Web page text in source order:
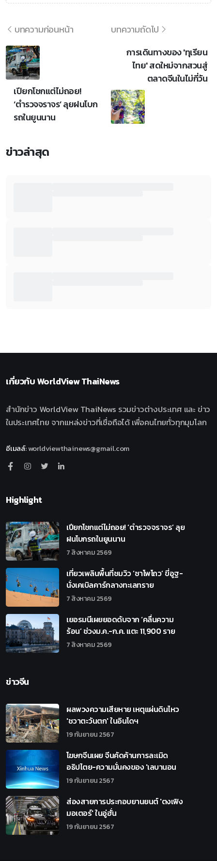
บทความก่อนหน้า
เปียกโชกแต่ไม่ถอย!
‘ตำรวจจราจร’ ลุยฝนโบก
รถในยูนนาน
บทความถัดไป
การเดินทางของ 'ทุเรียน
ไทย' สดใหม่จากสวนสู่
ตลาดจีนในไม่กี่วัน
ข่าวล่าสุด
เกี่ยวกับWorldView ThaiNews
สำนักข่าว WorldView ThaiNews รวมข่าวต่างประเทศ และ ข่าว
ในประเทศไทย จากแหล่งข่าวที่เชื่อถือได้ เพื่อคนไทยทั่วทุกมุมโลก
อีเมลล์:worldviewthainews@gmail.com
Highlight
เปียกโชกแต่ไม่ถอย! ‘ตำรวจจราจร’ ลุย
ฝนโบกรถในยูนนาน
7 สิงหาคม 2569
เที่ยวเพลินพื้นที่ชมวิว ‘ซาโพโถว’ ขี่อูฐ-
นั่งเคเบิลคาร์กลางทะเลทราย
7 สิงหาคม 2569
เยอรมนีเผยยอดดับจาก ‘คลื่นความ
ร้อน’ ช่วงม.ค.-ก.ค. แตะ 11,900 ราย
7 สิงหาคม 2569
ข่าวจีน
ผลพวงความเสียหาย เหตุแผ่นดินไหว
'ชวาตะวันตก' ในอินโดฯ
19 กันยายน 2567
โฆษกจีนเผย จีนคัดค้านการละเมิด
อธิปไตย-ความมั่นคงของ 'เลบานอน
19 กันยายน 2567
ส่องสายการประกอบยานยนต์ 'ตงเฟิง
มอเตอร์' ในอู่ฮั่น
19 กันยายน 2567